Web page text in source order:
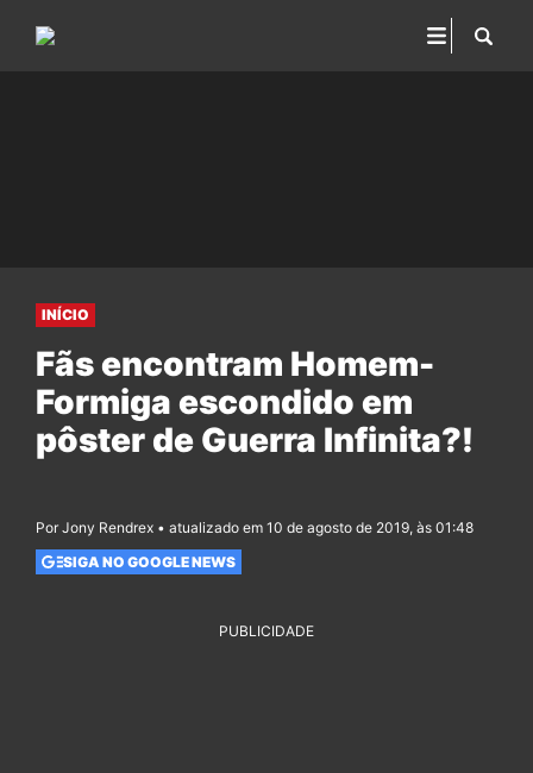
INÍCIO
Fãs encontram Homem-
Formiga escondido em
pôster de Guerra Infinita?!
Por Jony Rendrex • atualizado em 10 de agosto de 2019, às 01:48
SIGA NO GOOGLE NEWS
PUBLICIDADE